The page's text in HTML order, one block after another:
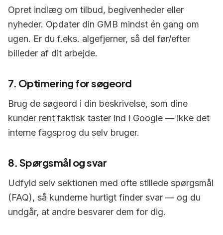
Opret indlæg om tilbud, begivenheder eller
nyheder. Opdater din GMB mindst én gang om
ugen. Er du f.eks. algefjerner, så del før/efter
billeder af dit arbejde.
7. Optimering for søgeord
Brug de søgeord i din beskrivelse, som dine
kunder rent faktisk taster ind i Google — ikke det
interne fagsprog du selv bruger.
8. Spørgsmål og svar
Udfyld selv sektionen med ofte stillede spørgsmål
(FAQ), så kunderne hurtigt finder svar — og du
undgår, at andre besvarer dem for dig.